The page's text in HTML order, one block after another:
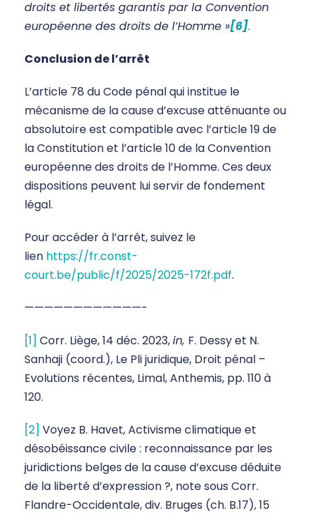
droits et libertés garantis par la Convention
européenne des droits de l’Homme »[6].
Conclusion de l’arrêt
L’article 78 du Code pénal qui institue le
mécanisme de la cause d’excuse atténuante ou
absolutoire est compatible avec l’article 19 de
la Constitution et l’article 10 de la Convention
européenne des droits de l’Homme. Ces deux
dispositions peuvent lui servir de fondement
légal.
Pour accéder à l’arrêt, suivez le
lien https://fr.const-
court.be/public/f/2025/2025-172f.pdf.
————————————-
[1] Corr. Liège, 14 déc. 2023,in, F. Dessy et N.
Sanhaji (coord.), Le Pli juridique, Droit pénal –
Evolutions récentes, Limal, Anthemis, pp. 110 à
120.
[2] Voyez B. Havet, Activisme climatique et
désobéissance civile : reconnaissance par les
juridictions belges de la cause d’excuse déduite
de la liberté d’expression ?, note sous Corr.
Flandre-Occidentale, div. Bruges (ch. B.17), 15